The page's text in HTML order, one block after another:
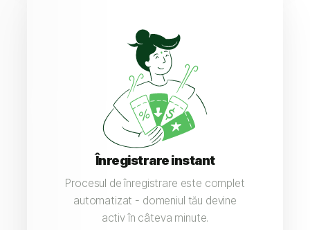
Înregistrare instant
Procesul de înregistrare este complet
automatizat - domeniul tău devine
activ în câteva minute.